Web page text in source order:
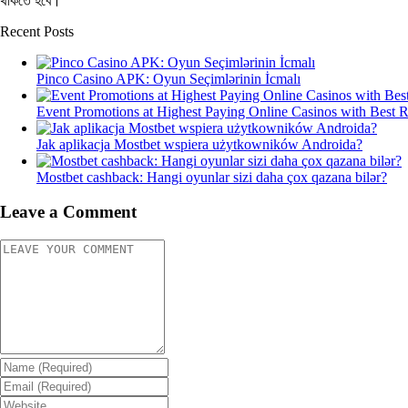
Recent Posts
Pinco Casino APK: Oyun Seçimlərinin İcmalı
Event Promotions at Highest Paying Online Casinos with Best
Jak aplikacja Mostbet wspiera użytkowników Androida?
Mostbet cashback: Hangi oyunlar sizi daha çox qazana bilər?
Leave a Comment